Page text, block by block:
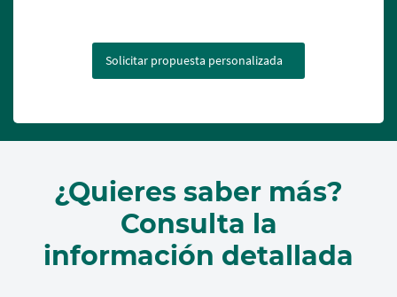
Solicitar propuesta personalizada
¿Quieres saber más?
Consulta la
información detallada